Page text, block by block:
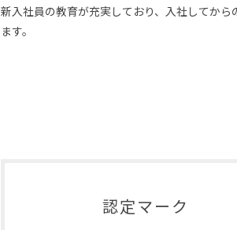
新入社員の教育が充実しており、入社してか
ます。
認定マーク